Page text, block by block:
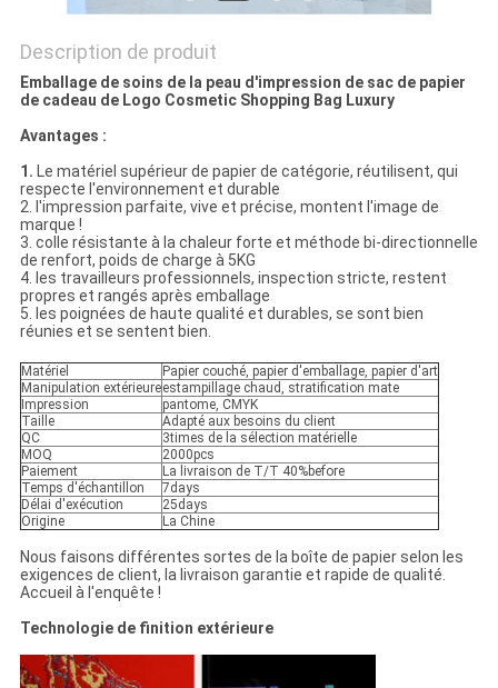
POLITIQUE
DE
CONFIDENTIALITÉ
Description de produit
Emballage de soins de la peau d'impression de sac de papier
de cadeau de Logo Cosmetic Shopping Bag Luxury
Avantages :
1. Le matériel supérieur de papier de catégorie, réutilisent, qui
respecte l'environnement et durable
2. l'impression parfaite, vive et précise, montent l'image de
marque !
3. colle résistante à la chaleur forte et méthode bi-directionnelle
de renfort, poids de charge à 5KG
4. les travailleurs professionnels, inspection stricte, restent
propres et rangés après emballage
5. les poignées de haute qualité et durables, se sont bien
réunies et se sentent bien.
Matériel
Papier couché, papier d'emballage, papier d'art
Manipulation extérieureestampillage chaud, stratification mate
Impression
pantome, CMYK
Taille
Adapté aux besoins du client
QC
3times de la sélection matérielle
MOQ
2000pcs
Paiement
La livraison de T/T 40%before
Temps d'échantillon
7days
Délai d'exécution
25days
Origine
La Chine
Nous faisons différentes sortes de la boîte de papier selon les
exigences de client, la livraison garantie et rapide de qualité.
Accueil à l'enquête !
Technologie de finition extérieure